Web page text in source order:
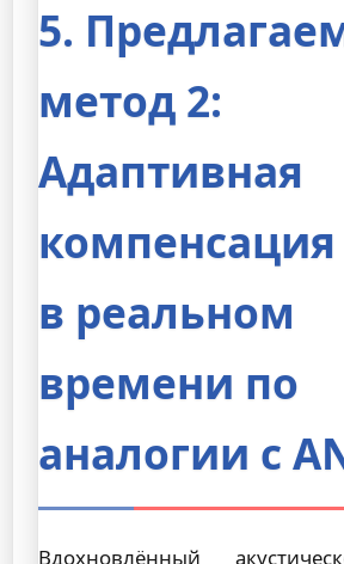
5.
метод 2:
Адаптивная
в реальном
времени по
аналогии с
Вдохновлённый